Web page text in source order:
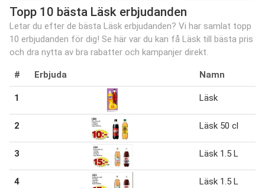
Topp 10 bästa Läsk erbjudanden
Letar du efter de bästa Läsk erbjudanden? Vi har samlat topp
10 erbjudanden för dig! Se här var du kan få Läsk till bästa pris
och dra nytta av bra rabatter och kampanjer direkt.
# Erbjuda Namn
1 Läsk
2 Läsk 50 cl
3 Läsk 1.5 L
4 Läsk 1.5 L